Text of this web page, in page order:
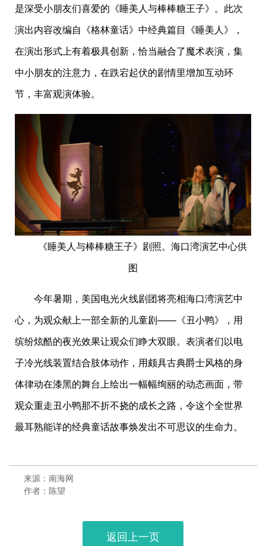
是深受小朋友们喜爱的《睡美人与棒棒糖王子》。此次
演出内容改编自《格林童话》中经典篇目《睡美人》，
在演出形式上有着极具创新，恰当融合了魔术表演，集
中小朋友的注意力，在跌宕起伏的剧情里增加互动环
节，丰富观演体验。
《睡美人与棒棒糖王子》剧照。海口湾演艺中心供
图
今年暑期，美国电光火线剧团将亮相海口湾演艺中
心，为观众献上一部全新的儿童剧——《丑小鸭》，用
缤纷炫酷的夜光效果让观众们睁大双眼。表演者们以电
子冷光线装置结合肢体动作，用颇具古典爵士风格的身
体律动在漆黑的舞台上绘出一幅幅绚丽的动态画面，带
观众重走丑小鸭那不折不挠的成长之路，令这个全世界
最耳熟能详的经典童话故事焕发出不可思议的生命力。
来源：南海网
作者：陈望
返回上一页